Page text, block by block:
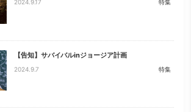
2024.9.17 特集
【告知】サバイバルinジョージア計画
2024.9.7 特集